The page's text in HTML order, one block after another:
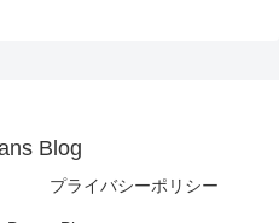
Blog
プライバシーポリシー